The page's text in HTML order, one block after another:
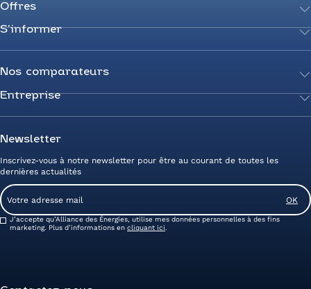
Offres
Achetez votre énergie
Transition énergétique
Secteurs d’expertise
Optimisez vos taxes et compteurs
Mix énergie
Efficacité énergétique
Photovoltaïque
Energy Management
Entreprise zéro carbone
S’informer
Actualités
Guides de l’énergie
Livres blancs
Nos comparateurs
Comparateur Électricité
Comparateur Gaz
Prix du Gaz
Entreprise
Nous rejoindre
Devenez Partenaire
Avis clients Alliance des Energies
Contactez-nous
Service client
Newsletter
Inscrivez-vous à notre newsletter pour être au courant de toutes les
dernières actualités
Consent
J’accepte qu’Alliance des Énergies, utilise mes données personnelles à des fins
marketing. Plus d’informations en cliquant ici.
Email